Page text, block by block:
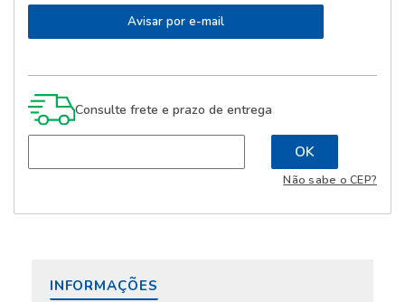
Consulte frete e prazo de entrega
Não sabe o CEP?
INFORMAÇÕES